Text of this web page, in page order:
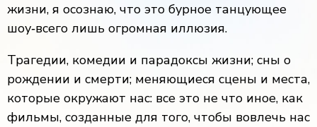
жизни, я осознаю, что это бурное танцующее
шоу‐всего лишь огромная иллюзия.
Трагедии, комедии и парадоксы жизни; сны о
рождении и смерти; меняющиеся сцены и места,
которые окружают нас: все это не что иное, как
фильмы, созданные для того, чтобы вовлечь нас